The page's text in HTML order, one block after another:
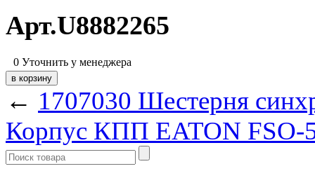
Арт.U8882265
0 Уточнить у менеджера
← 1707030 Шестерня
Корпус КПП EATON FSO-